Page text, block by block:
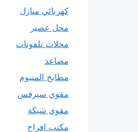
كهربائي منازل
محل عصير
محلات تلفونات
مصاعد
مطابخ المنيوم
مقوي سيرفس
مقوي شبكة
مكتب افراح